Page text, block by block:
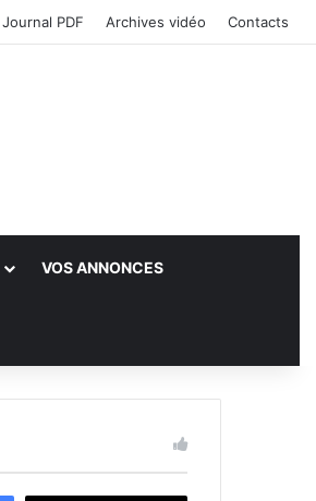
Journal PDF Archives vidéo Contacts
VOS ANNONCES